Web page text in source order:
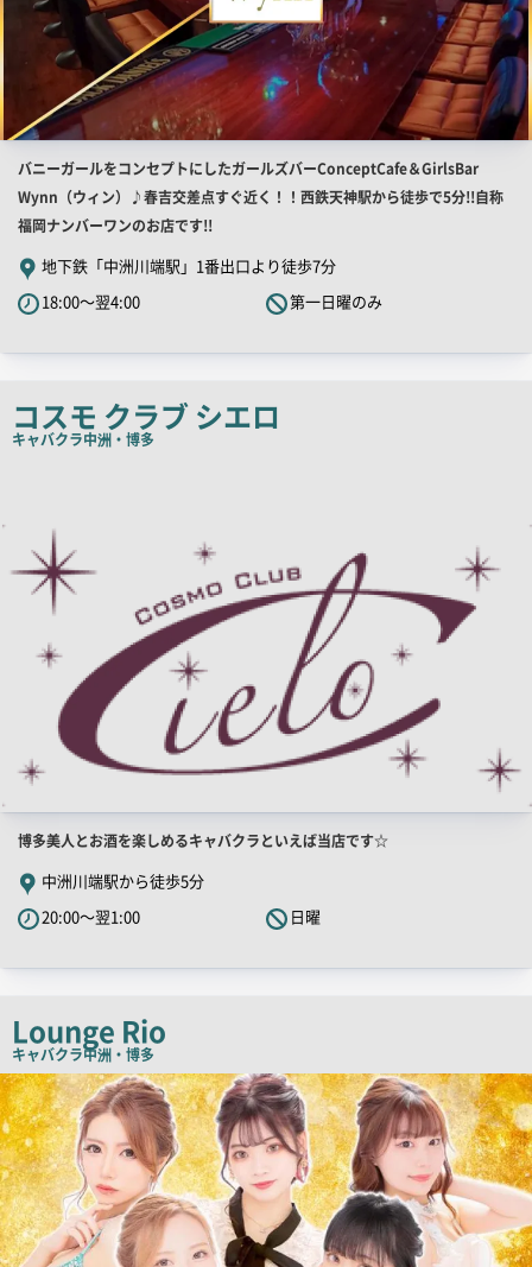
店
舗
PR
キ
ャ
ッ
ー
バニーガールをコンセプトにしたガールズバーConceptCafe＆GirlsBar
Wynn（ウィン）♪春吉交差点すぐ近く！！西鉄天神駅から徒歩で5分!!自称
福岡ナンバーワンのお店です!!
地下鉄「中洲川端駅」1番出口より徒歩7分
18:00～翌4:00
第一日曜のみ
コスモ クラブ シエロ
キャバクラ中洲・博多
像
店
舗
PR
キ
コ
ピ
ー
博多美人とお酒を楽しめるキャバクラといえば当店です☆
中洲川端駅から徒歩5分
20:00～翌1:00
日曜
Lounge Rio
キャバクラ中洲・博多
店
舗
PR
画
像